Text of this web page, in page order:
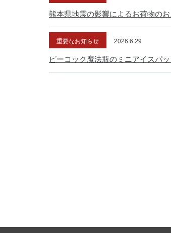
熊本県地震の影響によるお荷物の
重要なお知らせ 2026.6.29
ピーコック魔法瓶のミニアイスパ